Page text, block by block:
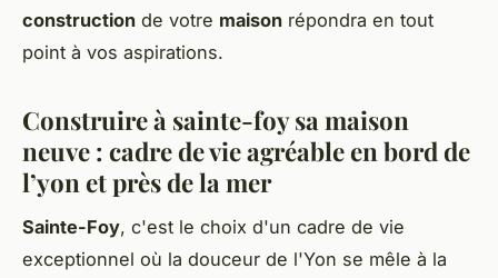
construction de votre maison répondra en tout
point à vos aspirations.
Construire à sainte-foy sa maison
neuve : cadre de vie agréable en bord de
l’yon et près de la mer
Sainte-Foy, c'est le choix d'un cadre de vie
exceptionnel où la douceur de l'Yon se mêle à la